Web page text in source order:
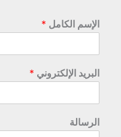
الإسم الكامل *
البريد الإلكتروني *
الرسالة